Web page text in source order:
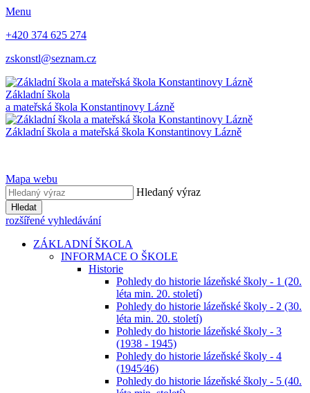
Menu
+420 374 625 274
zskonstl@seznam.cz
Základní škola
a mateřská škola Konstantinovy Lázně
Základní škola a mateřská škola Konstantinovy Lázně
Mapa webu
Hledaný výraz
Hledat
rozšířené vyhledávání
ZÁKLADNÍ ŠKOLA
INFORMACE O ŠKOLE
Historie
Pohledy do historie lázeňské školy - 1 (20.
léta min. 20. století)
Pohledy do historie lázeňské školy - 2 (30.
léta min. 20. století)
Pohledy do historie lázeňské školy - 3
(1938 - 1945)
Pohledy do historie lázeňské školy - 4
(1945⁄46)
Pohledy do historie lázeňské školy - 5 (40.